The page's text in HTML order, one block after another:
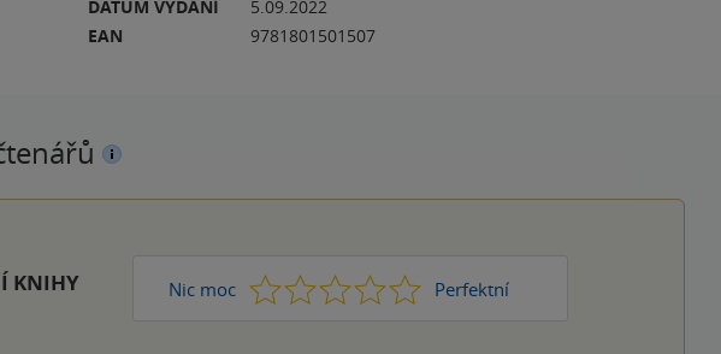
DATUM VYDÁNÍ
5.09.2022
EAN
9781801501507
KNIHY Nic moc 1 2 3 4 Perfektní
5